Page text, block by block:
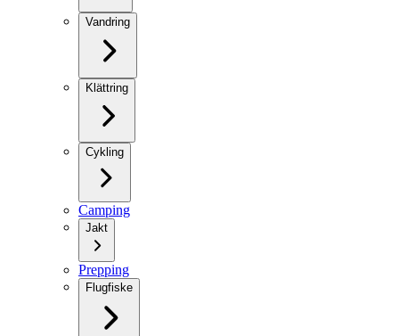
Vandring
Klättring
Cykling
Camping
Jakt
Prepping
Flugfiske